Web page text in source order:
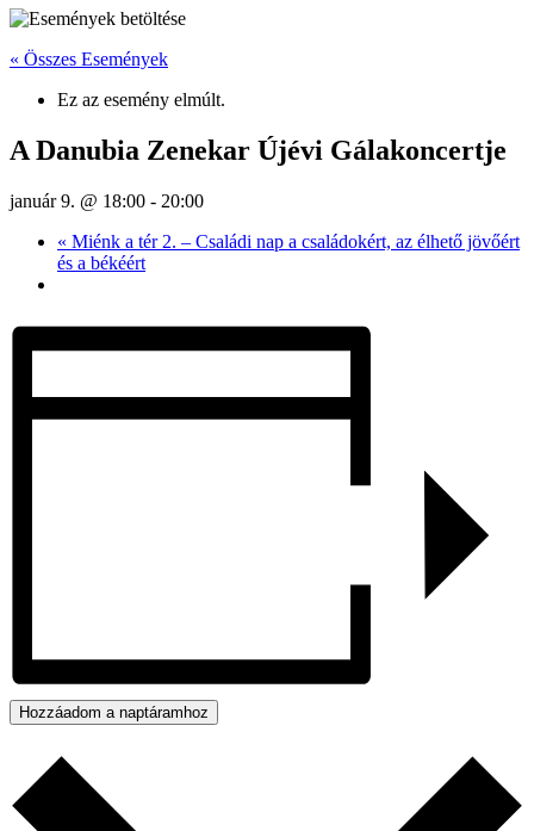
« Összes Események
Ez az esemény elmúlt.
A Danubia Zenekar Újévi Gálakoncertje
január 9. @ 18:00 - 20:00
« Miénk a tér 2. – Családi nap a családokért, az élhető jövőért
és a békéért
Hozzáadom a naptáramhoz